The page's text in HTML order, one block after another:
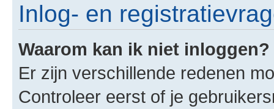
Inlog- en
Waarom kan ik niet inloggen?
Er zijn verschillende redenen
Controleer eerst of je